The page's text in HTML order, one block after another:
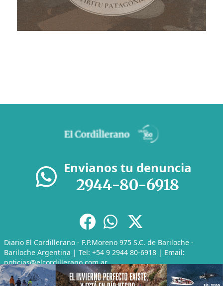
Envianos tu denuncia
2944-80-6918
Diario El Cordillerano - F.P.Moreno 975 S.C. de Bariloche -
Bariloche Argentina | Tel: +54 9 2944 80-6918 | Email:
noticias@elcordillerano.com.ar
RSS|Media Kit|Políticas de Privacidad|Archivo